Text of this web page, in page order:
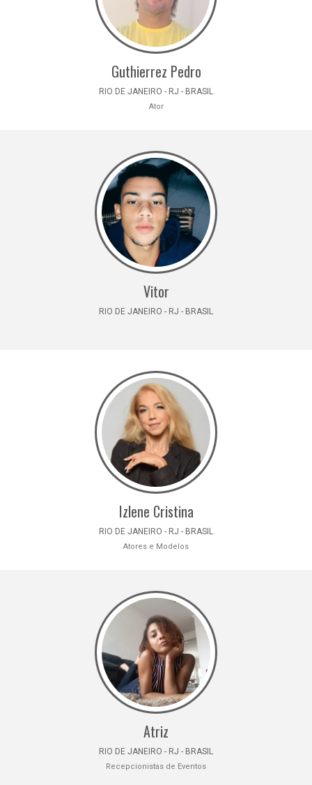
Guthierrez Pedro
RIO DE JANEIRO - RJ - BRASIL
Ator
Vitor
RIO DE JANEIRO - RJ - BRASIL
Izlene Cristina
RIO DE JANEIRO - RJ - BRASIL
Atores e Modelos
Atriz
RIO DE JANEIRO - RJ - BRASIL
Recepcionistas de Eventos